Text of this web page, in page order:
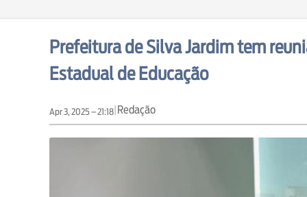
Prefeitura de Silva Jardim tem
Estadual de Educação
Apr 3, 2025 – 21:18|Redação